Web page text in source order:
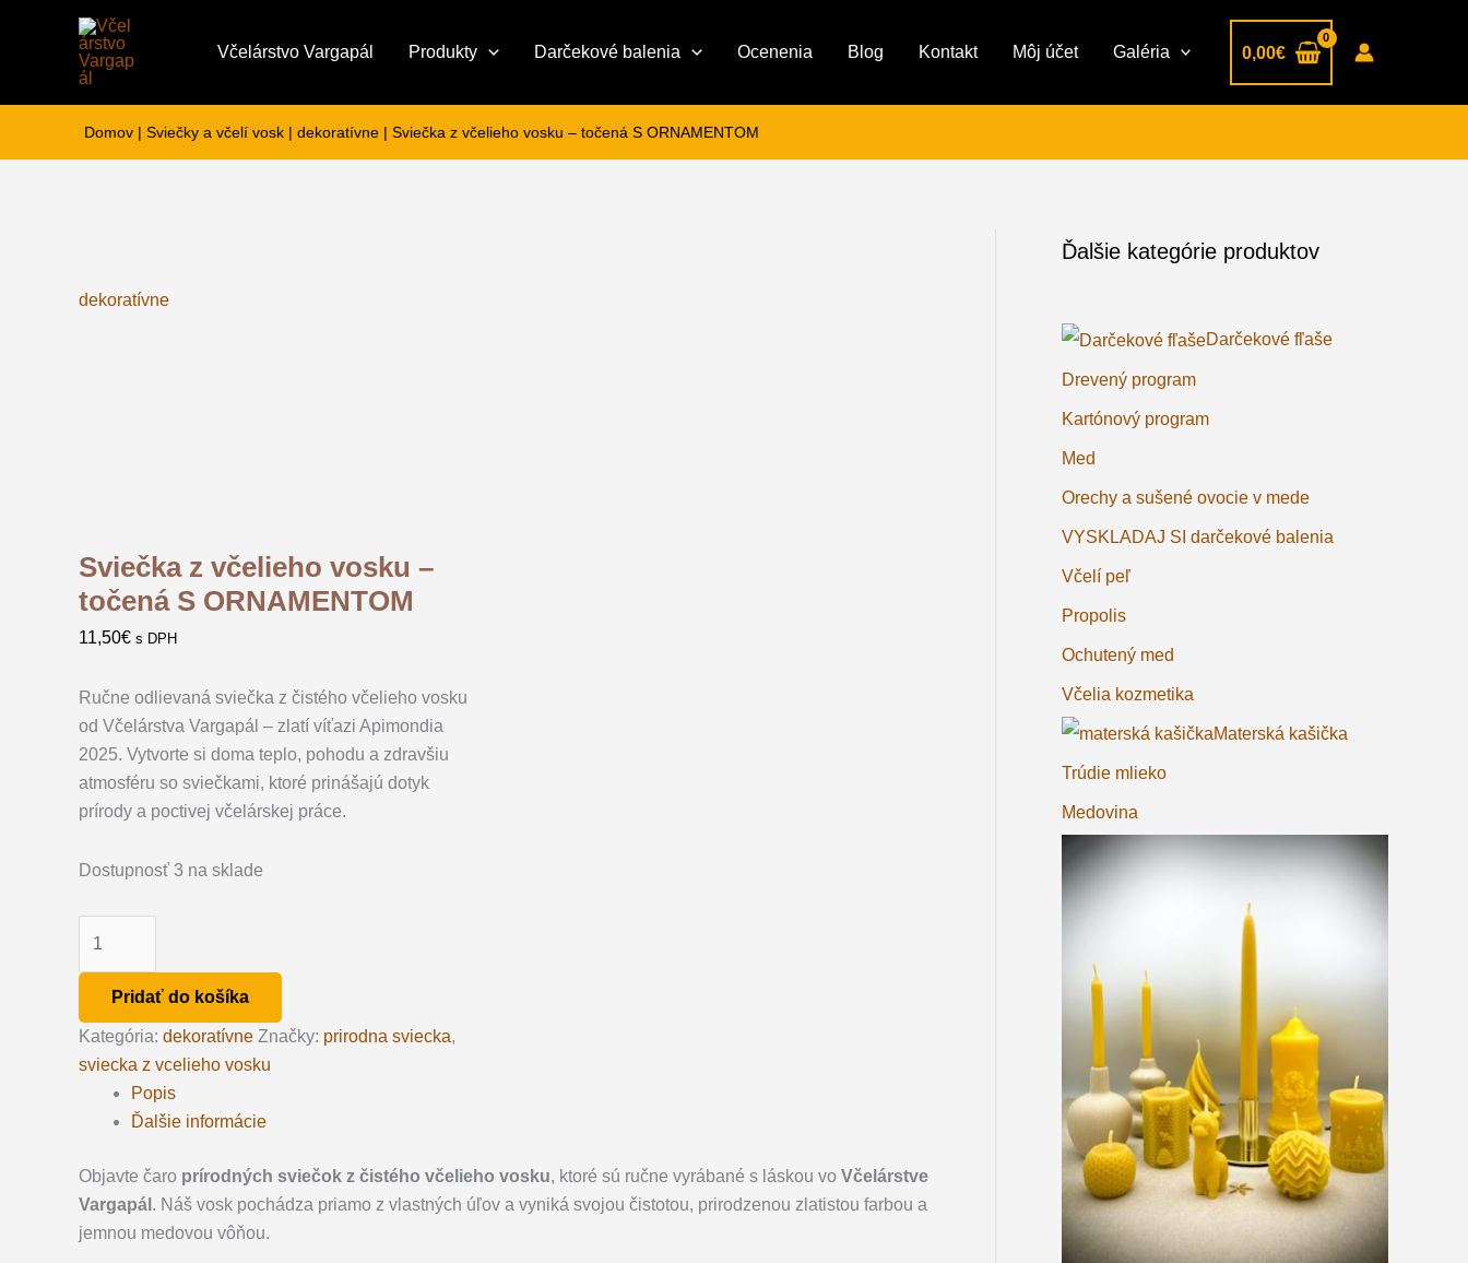
Včelárstvo Vargapál Produkty Darčekové balenia Ocenenia Blog Kontakt Môj účet Galéria 0,00€
Domov | Sviečky a včelí vosk | dekoratívne | Sviečka z včelieho vosku – točená S ORNAMENTOM
dekoratívne
Sviečka z včelieho vosku –
točená S ORNAMENTOM
11,50€ s DPH
Ručne odlievaná sviečka z čistého včelieho vosku
od Včelárstva Vargapál – zlatí víťazi Apimondia
2025. Vytvorte si doma teplo, pohodu a zdravšiu
atmosféru so sviečkami, ktoré prinášajú dotyk
prírody a poctivej včelárskej práce.
Dostupnosť 3 na sklade
vosku
-
točená
Pridať do košíka
Kategória: dekoratívne Značky: prirodna sviecka,
sviecka z vcelieho vosku
Popis
Ďalšie informácie
Objavte čaro prírodných sviečok z čistého včelieho vosku, ktoré sú ručne vyrábané s láskou vo Včelárstve
Vargapál . Náš vosk pochádza priamo z vlastných úľov a vyniká svojou čistotou, prirodzenou zlatistou farbou a
jemnou medovou vôňou.
Ďalšie kategórie produktov
Darčekové fľaše
Drevený program
Kartónový program
Med
Orechy a sušené ovocie v mede
VYSKLADAJ SI darčekové balenia
Včelí peľ
Propolis
Ochutený med
Včelia kozmetika
Materská kašička
Trúdie mlieko
Medovina